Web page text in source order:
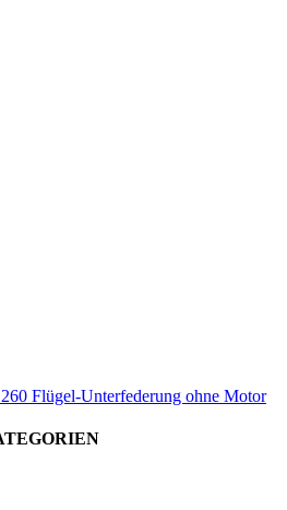
Flügel-Unterfederung ohne Motor